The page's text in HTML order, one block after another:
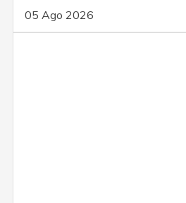
05 Ago 2026